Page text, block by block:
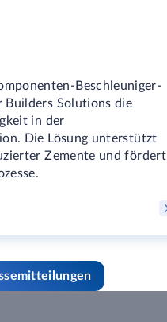
Beschleuniger-
Builders Solutions die
in der
Die Lösung unterstützt
Zemente und fördert